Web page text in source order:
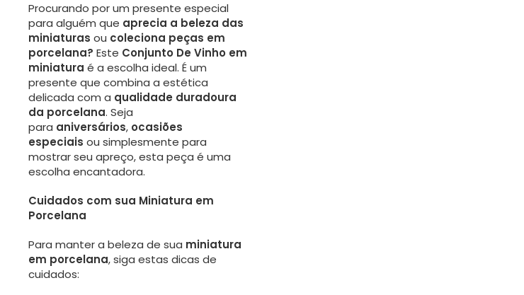
Procurando por um presente especial
para alguém que aprecia a beleza das
miniaturas ou coleciona peças em
porcelana? Este Conjunto De Vinho em
miniatura é a escolha ideal. É um
presente que combina a estética
delicada com a qualidade duradoura
da porcelana. Seja
para aniversários, ocasiões
especiais ou simplesmente para
mostrar seu apreço, esta peça é uma
escolha encantadora.
Cuidados com sua Miniatura em
Porcelana
Para manter a beleza de sua miniatura
em porcelana, siga estas dicas de
cuidados: